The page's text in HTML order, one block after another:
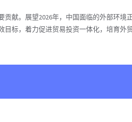
献。展望2026年，中国面临的外部环
标，着力促进贸易投资一体化，培育外